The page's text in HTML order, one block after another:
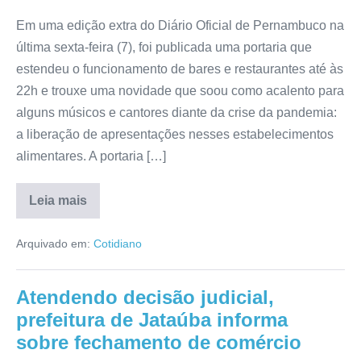
Em uma edição extra do Diário Oficial de Pernambuco na
última sexta-feira (7), foi publicada uma portaria que
estendeu o funcionamento de bares e restaurantes até às
22h e trouxe uma novidade que soou como acalento para
alguns músicos e cantores diante da crise da pandemia:
a liberação de apresentações nesses estabelecimentos
alimentares. A portaria […]
Leia mais
Arquivado em: Cotidiano
Atendendo decisão judicial,
prefeitura de Jataúba informa
sobre fechamento de comércio